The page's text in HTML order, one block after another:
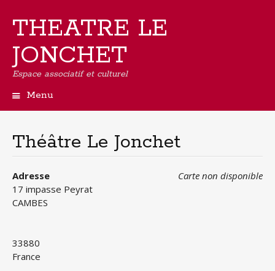
THEATRE LE
JONCHET
Espace associatif et culturel
Menu
contenu
principal
Théâtre Le Jonchet
Carte non disponible
Adresse
17 impasse Peyrat
CAMBES
33880
France